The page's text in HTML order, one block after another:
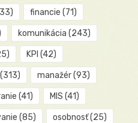
financie (71)
komunikácia (243)
KPI (42)
(313) manažér(93)
(41) MIS (41)
(85) osobnosť(25)